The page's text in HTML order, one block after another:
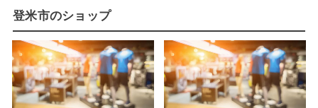
登米市のショップ